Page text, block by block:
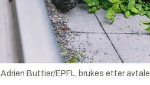
Adrien Buttier/EPFL, brukes etter avtale